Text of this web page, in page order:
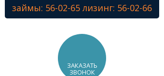
Знамя Победы
займы: 56-02-65 лизинг: 56-02-66
ЗАКАЗАТЬ
ЗВОНОК